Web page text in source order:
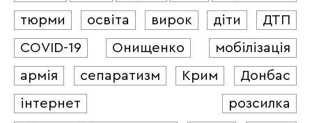
тюрми
освіта вирок діти
ДТП
COVID-19
Онищенко
мобілізація
армія
сепаратизм Крим
Донбас
інтернет
розсилка